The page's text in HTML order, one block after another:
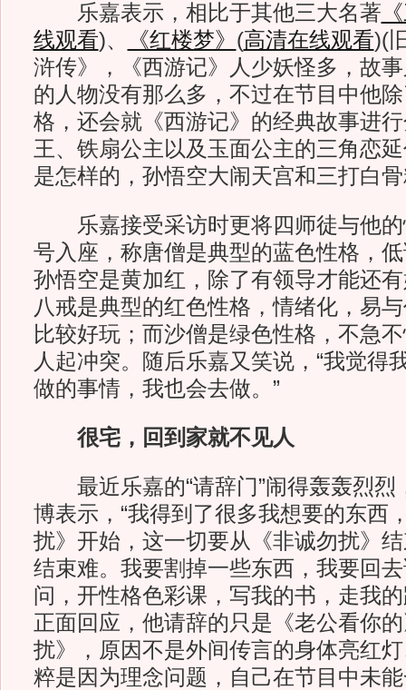
乐嘉表示，相比于其他三大名著
线观看)、 《红楼梦》 (高清在线观看)(
浒传》，《西游记》人少妖怪多，故
的人物没有那么多，不过在节目中他
格，还会就《西游记》的经典故事进
王、铁扇公主以及玉面公主的三角恋
是怎样的，孙悟空大闹天宫和三打白
乐嘉接受采访时更将四师徒与他的
号入座，称唐僧是典型的蓝色性格，
孙悟空是黄加红，除了有领导才能还
八戒是典型的红色性格，情绪化，易
比较好玩；而沙僧是绿色性格，不急
人起冲突。随后乐嘉又笑说，“我觉得
做的事情，我也会去做。”
很宅，回到家就不见人
最近乐嘉的“请辞门”闹得轰轰烈烈
博表示，“我得到了很多我想要的东西
扰》开始，这一切要从《非诚勿扰》
结束难。我要割掉一些东西，我要回
问，开性格色彩课，写我的书，走我
正面回应，他请辞的只是《老公看你
扰》，原因不是外间传言的身体亮红
粹是因为理念问题，自己在节目中未